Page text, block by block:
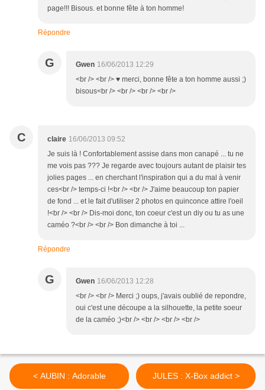
page!!! Bisous. et bonne fête à ton homme!
Répondre
G Gwen 16/06/2013 12:29
<br /> <br /> ♥ merci, bonne fête a ton homme aussi ;)
bisous<br /> <br /> <br /> <br />
C claire 16/06/2013 09:52
Je suis là ! Confortablement assise dans mon canapé ... tu ne
me vois pas ??? Je regarde avec toujours autant de plaisir tes
jolies pages ... en cherchant l'inspiration qui a du mal à venir
ces<br /> temps-ci !<br /> <br /> J'aime beaucoup ton papier
de fond ... et le fait d'utiliser 2 photos en quinconce attire l'oeil
!<br /> <br /> Dis-moi donc, ton coeur c'est un diy ou tu as une
caméo ?<br /> <br /> Bon dimanche à toi ...
Répondre
G Gwen 16/06/2013 12:28
<br /> <br /> Merci ;) oups, j'avais oublié de repondre,
oui c'est une découpe a la silhouette, la petite soeur
de la caméo ;)<br /> <br /> <br /> <br />
< AUBIN : Adorable JULES : X-Box addict >